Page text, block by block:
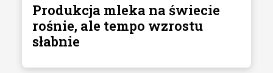
Produkcja mleka na świecie
rośnie, ale tempo wzrostu
słabnie